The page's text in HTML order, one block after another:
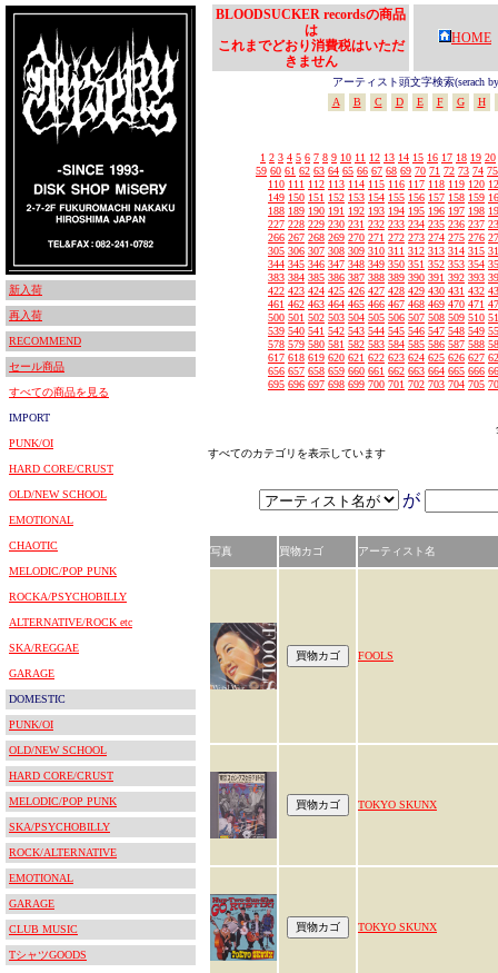
新入荷
再入荷
RECOMMEND
セール商品
すべての商品を見る
IMPORT
PUNK/OI
HARD CORE/CRUST
OLD/NEW SCHOOL
EMOTIONAL
CHAOTIC
MELODIC/POP PUNK
ROCKA/PSYCHOBILLY
ALTERNATIVE/ROCK etc
SKA/REGGAE
GARAGE
DOMESTIC
PUNK/OI
OLD/NEW SCHOOL
HARD CORE/CRUST
MELODIC/POP PUNK
SKA/PSYCHOBILLY
ROCK/ALTERNATIVE
EMOTIONAL
GARAGE
CLUB MUSIC
TシャツGOODS
BLOODSUCKER recordsの商品
は
これまでどおり消費税はいただ
きません
HOME
アーティスト頭文字検索(serach
A
B C D E F G H
1 2 3 4 5 6 7 8 9 10 11 12 13 14 15 16 17 18 19 20
59 60 61 62 63 64 65 66 67 68 69 70 71 72 73 74 75
110 111 112 113 114 115 116 117 118 119 120
149 150 151 152 153 154 155 156 157 158 159
188 189 190 191 192 193 194 195 196 197 198
227 228 229 230 231 232 233 234 235 236 237
266 267 268 269 270 271 272 273 274 275 276
305 306 307 308 309 310 311 312 313 314 315
344 345 346 347 348 349 350 351 352 353 354
383 384 385 386 387 388 389 390 391 392 393
422 423 424 425 426 427 428 429 430 431 432
461 462 463 464 465 466 467 468 469 470 471
500 501 502 503 504 505 506 507 508 509 510
539 540 541 542 543 544 545 546 547 548 549
578 579 580 581 582 583 584 585 586 587 588
617 618 619 620 621 622 623 624 625 626 627
656 657 658 659 660 661 662 663 664 665 666
695 696 697 698 699 700 701 702 703 704 705
すべてのカテゴリを表示しています
が
写真 買物カゴ アーティスト名
FOOLS
TOKYO SKUNX
TOKYO SKUNX